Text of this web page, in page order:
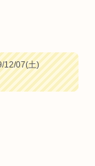
12/07(土)